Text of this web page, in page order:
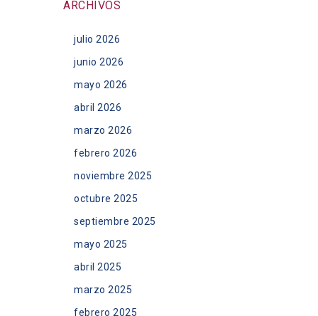
ARCHIVOS
julio 2026
junio 2026
mayo 2026
abril 2026
marzo 2026
febrero 2026
noviembre 2025
octubre 2025
septiembre 2025
mayo 2025
abril 2025
marzo 2025
febrero 2025